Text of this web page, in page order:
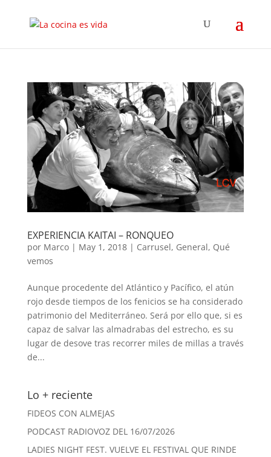
EXPERIENCIA KAITAI – RONQUEO
por Marco| May 1, 2018| Carrusel, General, Qué
vemos
Aunque procedente del Atlántico y Pacífico, el atún
rojo desde tiempos de los fenicios se ha considerado
patrimonio del Mediterráneo. Será por ello que, si es
capaz de salvar las almadrabas del estrecho, es su
lugar de desove tras recorrer miles de millas a través
de...
Lo + reciente
FIDEOS CON ALMEJAS
PODCAST RADIOVOZ DEL 16/07/2026
LADIES NIGHT FEST. VUELVE EL FESTIVAL QUE RINDE